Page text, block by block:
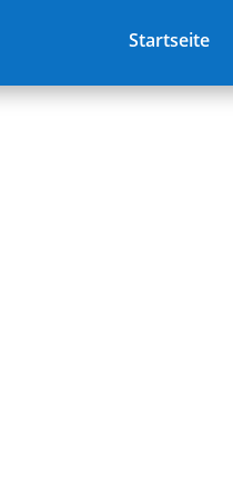
Startseite